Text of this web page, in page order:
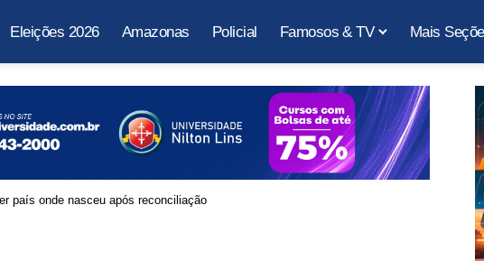
Eleições 2026 Amazonas Policial Famosos & TV Mais
país onde nasceu após reconciliação